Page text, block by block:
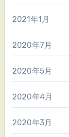
2021年1月
2020年7月
2020年5月
2020年4月
2020年3月